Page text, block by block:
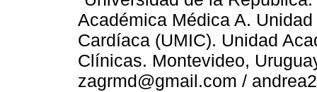
Académica Médica A.
Cardíaca (UMIC). Unidad
Clínicas. Montevideo,
zagrmd@gmail.com /